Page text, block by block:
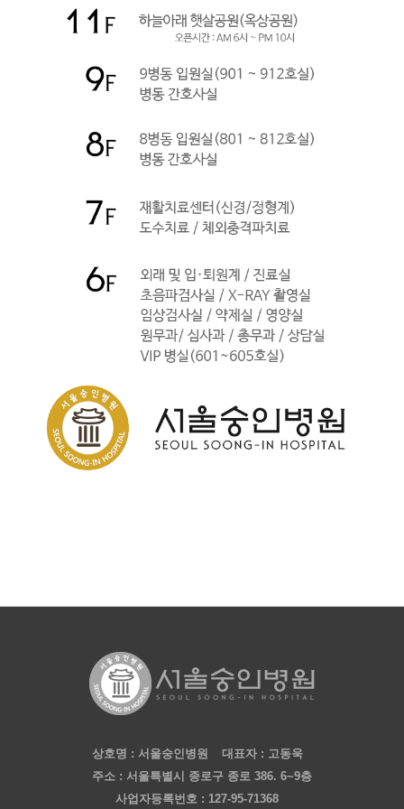
상호명 : 서울숭인병원 대표자 : 고동욱
주소 : 서울특별시 종로구 종로 386. 6~9층
사업자등록번호 : 127-95-71368